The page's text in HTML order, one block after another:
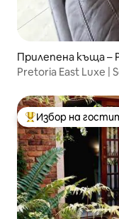
Прилепена къща –
Pretoria East Luxe |
Най-популярен
Избор на